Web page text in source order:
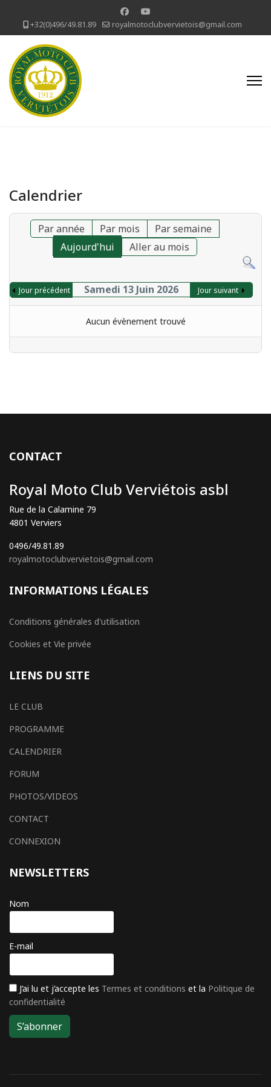
+32(0)496/49.81.89 royalmotoclubvervietois@gmail.com
Calendrier
Par année Par mois
Par semaine
Aujourd'hui
Aller au mois
Jour précédent Samedi 13 Juin 2026 Jour suivant
Aucun évènement trouvé
CONTACT
Royal Moto Club Verviétois asbl
Rue de la Calamine 79
4801 Verviers
0496/49.81.89
royalmotoclubvervietois@gmail.com
INFORMATIONS LÉGALES
Conditions générales d'utilisation
Cookies et Vie privée
LIENS DU SITE
LE CLUB
PROGRAMME
CALENDRIER
FORUM
PHOTOS/VIDEOS
CONTACT
CONNEXION
NEWSLETTERS
Nom
E-mail
J’ai lu et j’accepte les Termes et conditions et la Politique de
confidentialité
S’abonner